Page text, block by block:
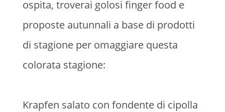
ospita, troverai golosi finger food e
proposte autunnali a base di prodotti
di stagione per omaggiare questa
colorata stagione:
Krapfen salato con fondente di cipolla